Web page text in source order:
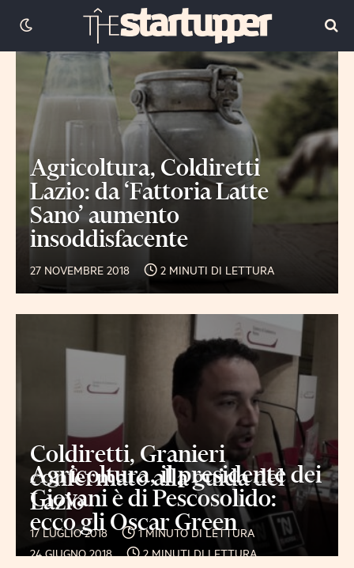
Agricoltura, Coldiretti
Lazio: da ‘Fattoria Latte
Sano’ aumento
insoddisfacente
27 NOVEMBRE 2018 2 MINUTI DI LETTURA
Coldiretti, Granieri
confermato alla guida del
Lazio
17 LUGLIO 2018 1 MINUTO DI LETTURA
Agricoltura, il presidente dei
Giovani è di Pescosolido:
ecco gli Oscar Green
24 GIUGNO 2018 2 MINUTI DI LETTURA